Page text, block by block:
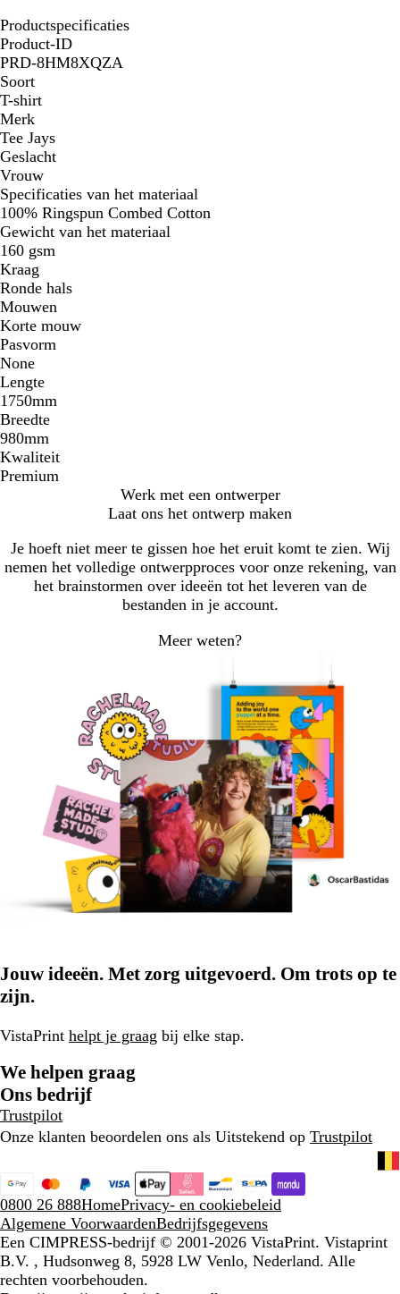
Productspecificaties
Product-ID
PRD-8HM8XQZA
Soort
T-shirt
Merk
Tee Jays
Geslacht
Vrouw
Specificaties van het materiaal
100% Ringspun Combed Cotton
Gewicht van het materiaal
160 gsm
Kraag
Ronde hals
Mouwen
Korte mouw
Pasvorm
None
Lengte
1750mm
Breedte
980mm
Kwaliteit
Premium
Werk met een ontwerper
Laat ons het ontwerp maken
Je hoeft niet meer te gissen hoe het eruit komt te zien. Wij
nemen het volledige ontwerpproces voor onze rekening, van
het brainstormen over ideeën tot het leveren van de
bestanden in je account.
Meer weten?
Jouw ideeën. Met zorg uitgevoerd. Om trots op te
zijn.
VistaPrint helpt je graag bij elke stap.
We helpen graag
Ons bedrijf
Trustpilot
Onze klanten beoordelen ons als Uitstekend op Trustpilot
0800 26 888HomePrivacy- en cookiebeleid
Algemene VoorwaardenBedrijfsgegevens
Een CIMPRESS-bedrijf © 2001-2026 VistaPrint. Vistaprint
B.V. , Hudsonweg 8, 5928 LW Venlo, Nederland. Alle
rechten voorbehouden.